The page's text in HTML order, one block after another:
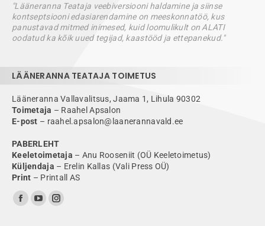
"Lääneranna Teataja veebiversiooni haldamine ja siinse
kontseptsiooni edasiarendamine on meeskonnatöö, kus
panustavad mitmed inimesed, kuid loomulikult on ALATI
oodatud ka kõik uued tegijad, kaastööd ja ettepanekud."
LÄÄNERANNA TEATAJA TOIMETUS
Lääneranna Vallavalitsus, Jaama 1, Lihula 90302
Toimetaja – Raahel Apsalon
E-post – raahel.apsalon@laanerannavald.ee
PABERLEHT
Keeletoimetaja – Anu Rooseniit (OÜ Keeletoimetus)
Küljendaja – Erelin Kallas (Vali Press OÜ)
Print – Printall AS
Find us on:
Facebook
YouTubeInstagram